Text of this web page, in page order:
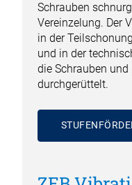
Schrauben
Vereinzelung. Der
in der
und in der
die Schrauben
durchgerüttelt.